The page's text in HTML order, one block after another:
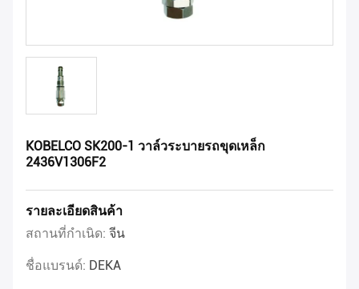
KOBELCO SK200-1 วาล์วระบายรถขุดเหล็ก
2436V1306F2
รายละเอียดสินค้า
สถานที่กำเนิด: จีน
ชื่อแบรนด์: DEKA